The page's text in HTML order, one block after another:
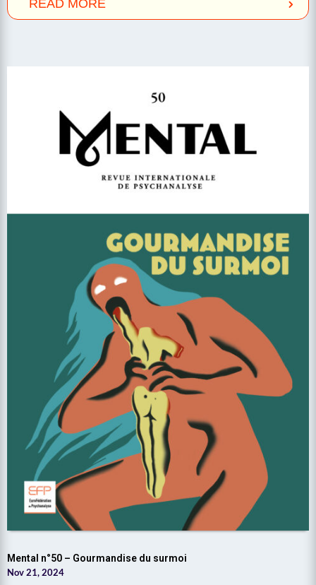
READ MORE
Mental n°50 – Gourmandise du surmoi
Nov 21, 2024